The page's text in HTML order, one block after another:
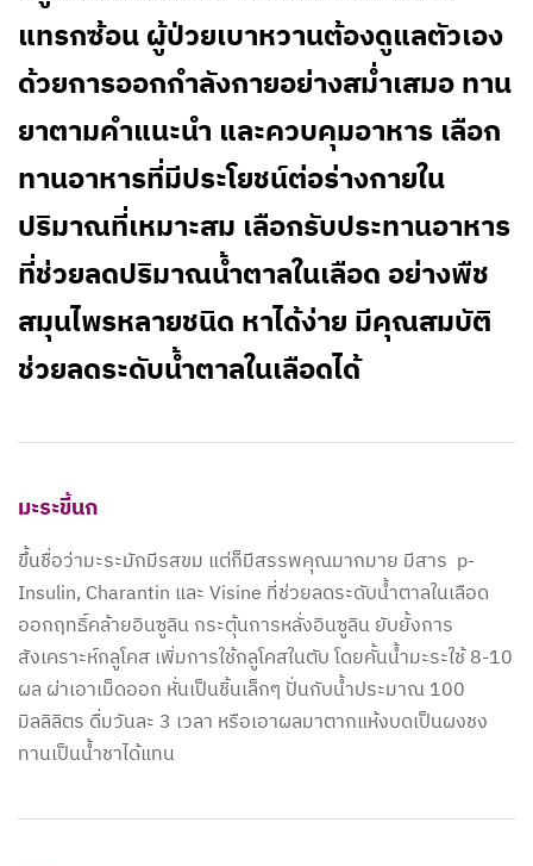
แทรกซ้อน ผู้ป่วยเบาหวานต้องดูแลตัวเอง
ด้วยการออกกำลังกายอย่างสม่ำเสมอ ทาน
ยาตามคำแนะนำ และควบคุมอาหาร เลือก
ทานอาหารที่มีประโยชน์ต่อร่างกายใน
ปริมาณที่เหมาะสม เลือกรับประทานอาหาร
ที่ช่วยลดปริมาณน้ำตาลในเลือด อย่างพืช
สมุนไพรหลายชนิด หาได้ง่าย มีคุณสมบัติ
ช่วยลดระดับน้ำตาลในเลือดได้
มะระขี้นก
ขึ้นชื่อว่ามะระมักมีรสขม แต่ก็มีสรรพคุณมากมาย มีสาร p-
Insulin, Charantin และ Visine ที่ช่วยลดระดับน้ำตาลในเลือด
ออกฤทธิ์คล้ายอินซูลิน กระตุ้นการหลั่งอินซูลิน ยับยั้งการ
สังเคราะห์กลูโคส เพิ่มการใช้กลูโคสในตับ โดยคั้นน้ำมะระใช้ 8-10
ผล ผ่าเอาเม็ดออก หั่นเป็นชิ้นเล็กๆ ปั่นกับน้ำประมาณ 100
มิลลิลิตร ดื่มวันละ 3 เวลา หรือเอาผลมาตากแห้งบดเป็นผงชง
ทานเป็นน้ำชาได้แทน